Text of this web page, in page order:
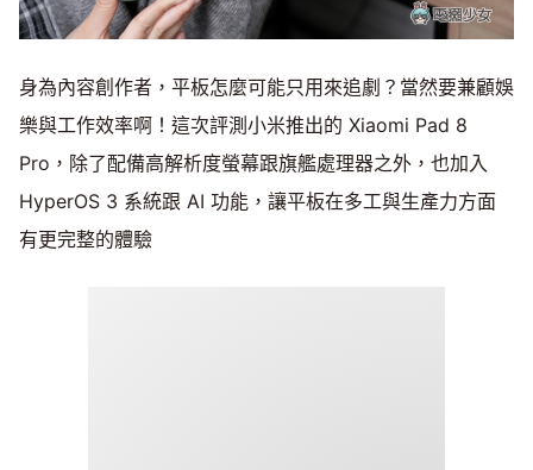
身為內容創作者，平板怎麼可能只用來追劇？當然要兼顧娛
樂與工作效率啊！這次評測小米推出的 Xiaomi Pad 8
Pro，除了配備高解析度螢幕跟旗艦處理器之外，也加入
HyperOS 3 系統跟 AI 功能，讓平板在多工與生產力方面
有更完整的體驗